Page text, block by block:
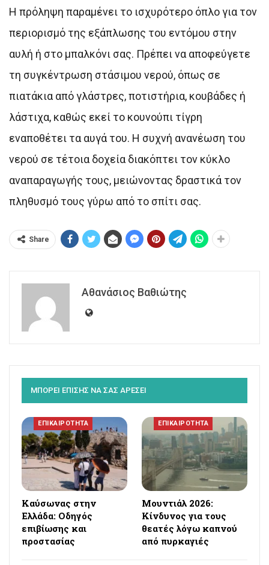
Η πρόληψη παραμένει το ισχυρότερο όπλο για τον
περιορισμό της εξάπλωσης του εντόμου στην
αυλή ή στο μπαλκόνι σας. Πρέπει να αποφεύγετε
τη συγκέντρωση στάσιμου νερού, όπως σε
πιατάκια από γλάστρες, ποτιστήρια, κουβάδες ή
λάστιχα, καθώς εκεί το κουνούπι τίγρη
εναποθέτει τα αυγά του. Η συχνή ανανέωση του
νερού σε τέτοια δοχεία διακόπτει τον κύκλο
αναπαραγωγής τους, μειώνοντας δραστικά τον
πληθυσμό τους γύρω από το σπίτι σας.
Share
Αθανάσιος Βαθιώτης
ΜΠΟΡΕΙ ΕΠΙΣΗΣ ΝΑ ΣΑΣ ΑΡΕΣΕΙ
ΕΠΙΚΑΙΡΟΤΗΤΑ
Καύσωνας στην
Ελλάδα: Οδηγός
επιβίωσης και
προστασίας
ΕΠΙΚΑΙΡΟΤΗΤΑ
Μουντιάλ 2026:
Κίνδυνος για τους
θεατές λόγω καπνού
από πυρκαγιές